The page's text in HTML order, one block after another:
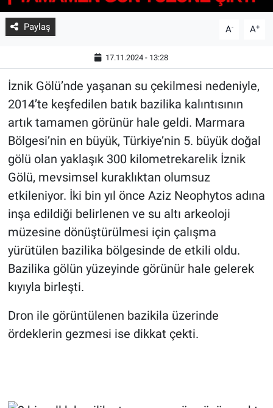
Paylaş A- A+
17.11.2024 - 13:28
İznik Gölü’nde yaşanan su çekilmesi nedeniyle,
2014’te keşfedilen batık bazilika kalıntısının
artık tamamen görünür hale geldi. Marmara
Bölgesi’nin en büyük, Türkiye’nin 5. büyük doğal
gölü olan yaklaşık 300 kilometrekarelik İznik
Gölü, mevsimsel kuraklıktan olumsuz
etkileniyor. İki bin yıl önce Aziz Neophytos adına
inşa edildiği belirlenen ve su altı arkeoloji
müzesine dönüştürülmesi için çalışma
yürütülen bazilika bölgesinde de etkili oldu.
Bazilika gölün yüzeyinde görünür hale gelerek
kıyıyla birleşti.
Dron ile görüntülenen bazikila üzerinde
ördeklerin gezmesi ise dikkat çekti.